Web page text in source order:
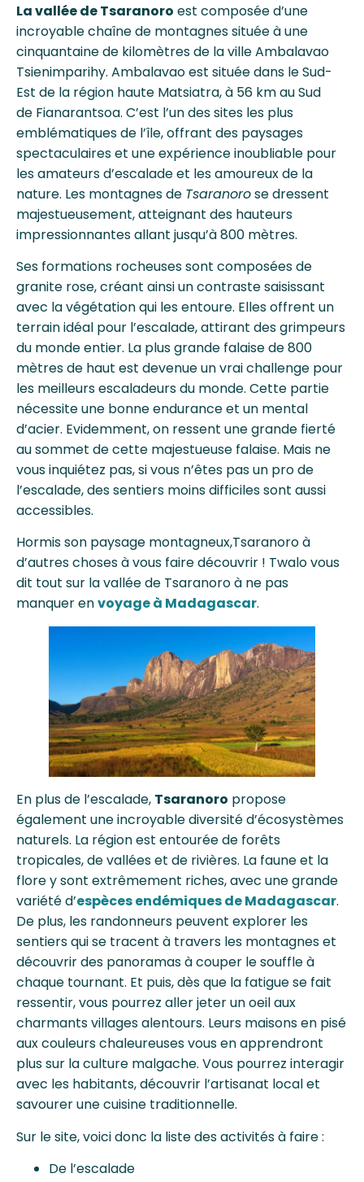
La vallée de Tsaranoro est composée d’une
incroyable chaîne de montagnes située à une
cinquantaine de kilomètres de la ville Ambalavao
Tsienimparihy. Ambalavao est située dans le Sud-
Est de la région haute Matsiatra, à 56 km au Sud
de Fianarantsoa. C’est l’un des sites les plus
emblématiques de l’île, offrant des paysages
spectaculaires et une expérience inoubliable pour
les amateurs d’escalade et les amoureux de la
nature. Les montagnes de Tsaranorose dressent
majestueusement, atteignant des hauteurs
impressionnantes allant jusqu’à 800 mètres.
Ses formations rocheuses sont composées de
granite rose, créant ainsi un contraste saisissant
avec la végétation qui les entoure. Elles offrent un
terrain idéal pour l’escalade, attirant des grimpeurs
du monde entier. La plus grande falaise de 800
mètres de haut est devenue un vrai challenge pour
les meilleurs escaladeurs du monde. Cette partie
nécessite une bonne endurance et un mental
d’acier. Evidemment, on ressent une grande fierté
au sommet de cette majestueuse falaise. Mais ne
vous inquiétez pas, si vous n’êtes pas un pro de
l’escalade, des sentiers moins difficiles sont aussi
accessibles.
Hormis son paysage montagneux,Tsaranoro à
d’autres choses à vous faire découvrir ! Twalo vous
dit tout sur la vallée de Tsaranoro à ne pas
manquer envoyage à Madagascar.
En plus de l’escalade, Tsaranoro propose
également une incroyable diversité d’écosystèmes
naturels. La région est entourée de forêts
tropicales, de vallées et de rivières. La faune et la
flore y sont extrêmement riches, avec une grande
variété d’espèces endémiques de Madagascar.
De plus, les randonneurs peuvent explorer les
sentiers qui se tracent à travers les montagnes et
découvrir des panoramas à couper le souffle à
chaque tournant. Et puis, dès que la fatigue se fait
ressentir, vous pourrez aller jeter un oeil aux
charmants villages alentours. Leurs maisons en pisé
aux couleurs chaleureuses vous en apprendront
plus sur la culture malgache. Vous pourrez interagir
avec les habitants, découvrir l’artisanat local et
savourer une cuisine traditionnelle.
Sur le site, voici donc la liste des activités à faire :
De l’escalade